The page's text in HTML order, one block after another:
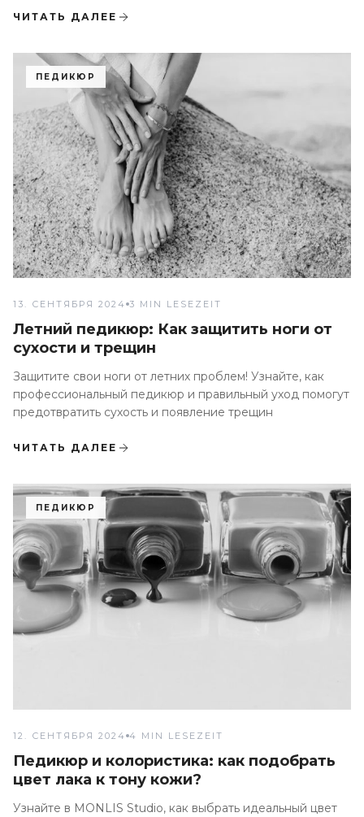
ЧИТАТЬ ДАЛЕЕ
ПЕДИКЮР
13. СЕНТЯБРЯ 2024 3 MIN LESEZEIT
Летний педикюр: Как защитить ноги от
сухости и трещин
Защитите свои ноги от летних проблем! Узнайте, как
профессиональный педикюр и правильный уход помогут
предотвратить сухость и появление трещин
ЧИТАТЬ ДАЛЕЕ
ПЕДИКЮР
12. СЕНТЯБРЯ 2024 4 MIN LESEZEIT
Педикюр и колористика: как подобрать
цвет лака к тону кожи?
Узнайте в MONLIS Studio, как выбрать идеальный цвет